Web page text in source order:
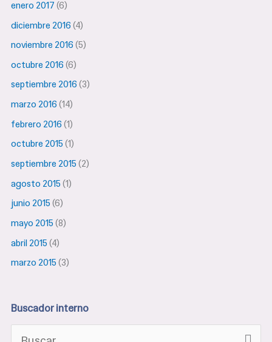
enero 2017 (6)
diciembre 2016 (4)
noviembre 2016 (5)
octubre 2016 (6)
septiembre 2016 (3)
marzo 2016 (14)
febrero 2016 (1)
octubre 2015 (1)
septiembre 2015 (2)
agosto 2015 (1)
junio 2015 (6)
mayo 2015 (8)
abril 2015 (4)
marzo 2015 (3)
Buscador interno